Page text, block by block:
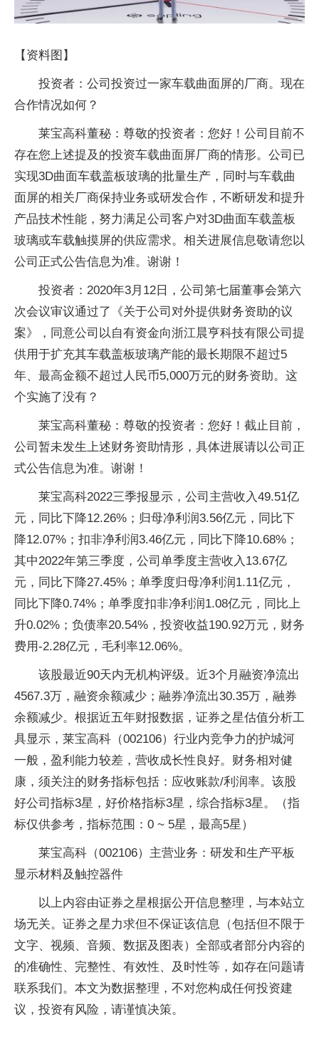
【资料图】
投资者：公司投资过一家车载曲面屏的厂商。现在
合作情况如何？
莱宝高科董秘：尊敬的投资者：您好！公司目前不
存在您上述提及的投资车载曲面屏厂商的情形。公司已
实现3D曲面车载盖板玻璃的批量生产，同时与车载曲
面屏的相关厂商保持业务或研发合作，不断研发和提升
产品技术性能，努力满足公司客户对3D曲面车载盖板
玻璃或车载触摸屏的供应需求。相关进展信息敬请您以
公司正式公告信息为准。谢谢！
投资者：2020年3月12日，公司第七届董事会第六
次会议审议通过了《关于公司对外提供财务资助的议
案》，同意公司以自有资金向浙江晨亨科技有限公司提
供用于扩充其车载盖板玻璃产能的最长期限不超过5
年、最高金额不超过人民币5,000万元的财务资助。这
个实施了没有？
莱宝高科董秘：尊敬的投资者：您好！截止目前，
公司暂未发生上述财务资助情形，具体进展请以公司正
式公告信息为准。谢谢！
莱宝高科2022三季报显示，公司主营收入49.51亿
元，同比下降12.26%；归母净利润3.56亿元，同比下
降12.07%；扣非净利润3.46亿元，同比下降10.68%；
其中2022年第三季度，公司单季度主营收入13.67亿
元，同比下降27.45%；单季度归母净利润1.11亿元，
同比下降0.74%；单季度扣非净利润1.08亿元，同比上
升0.02%；负债率20.54%，投资收益190.92万元，财务
费用-2.28亿元，毛利率12.06%。
该股最近90天内无机构评级。近3个月融资净流出
4567.3万，融资余额减少；融券净流出30.35万，融券
余额减少。根据近五年财报数据，证券之星估值分析工
具显示，莱宝高科（002106）行业内竞争力的护城河
一般，盈利能力较差，营收成长性良好。财务相对健
康，须关注的财务指标包括：应收账款/利润率。该股
好公司指标3星，好价格指标3星，综合指标3星。（指
标仅供参考，指标范围：0 ~ 5星，最高5星）
莱宝高科（002106）主营业务：研发和生产平板
显示材料及触控器件
以上内容由证券之星根据公开信息整理，与本站立
场无关。证券之星力求但不保证该信息（包括但不限于
文字、视频、音频、数据及图表）全部或者部分内容的
的准确性、完整性、有效性、及时性等，如存在问题请
联系我们。本文为数据整理，不对您构成任何投资建
议，投资有风险，请谨慎决策。